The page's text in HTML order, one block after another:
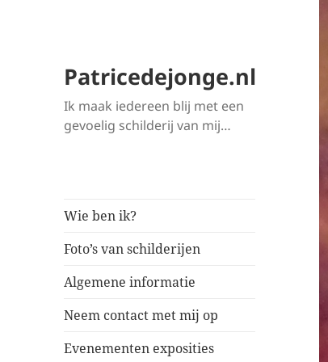
Patricedejonge.nl
Ik maak iedereen blij met een
gevoelig schilderij van mij…
Wie ben ik?
Foto’s van schilderijen
Algemene informatie
Neem contact met mij op
Evenementen exposities